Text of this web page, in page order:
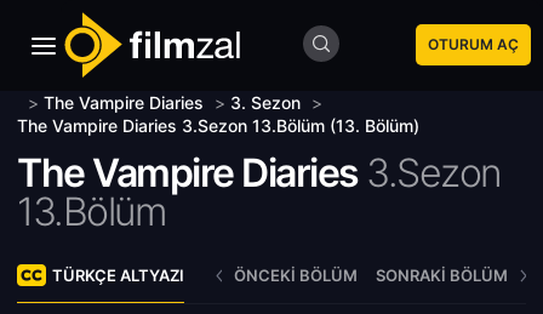
OTURUM AÇ
> The Vampire Diaries > 3. Sezon >
The Vampire Diaries 3.Sezon 13.Bölüm (13. Bölüm)
The Vampire Diaries 3.Sezon
13.Bölüm
TÜRKÇE ALTYAZI ÖNCEKI BÖLÜM SONRAKI BÖLÜM